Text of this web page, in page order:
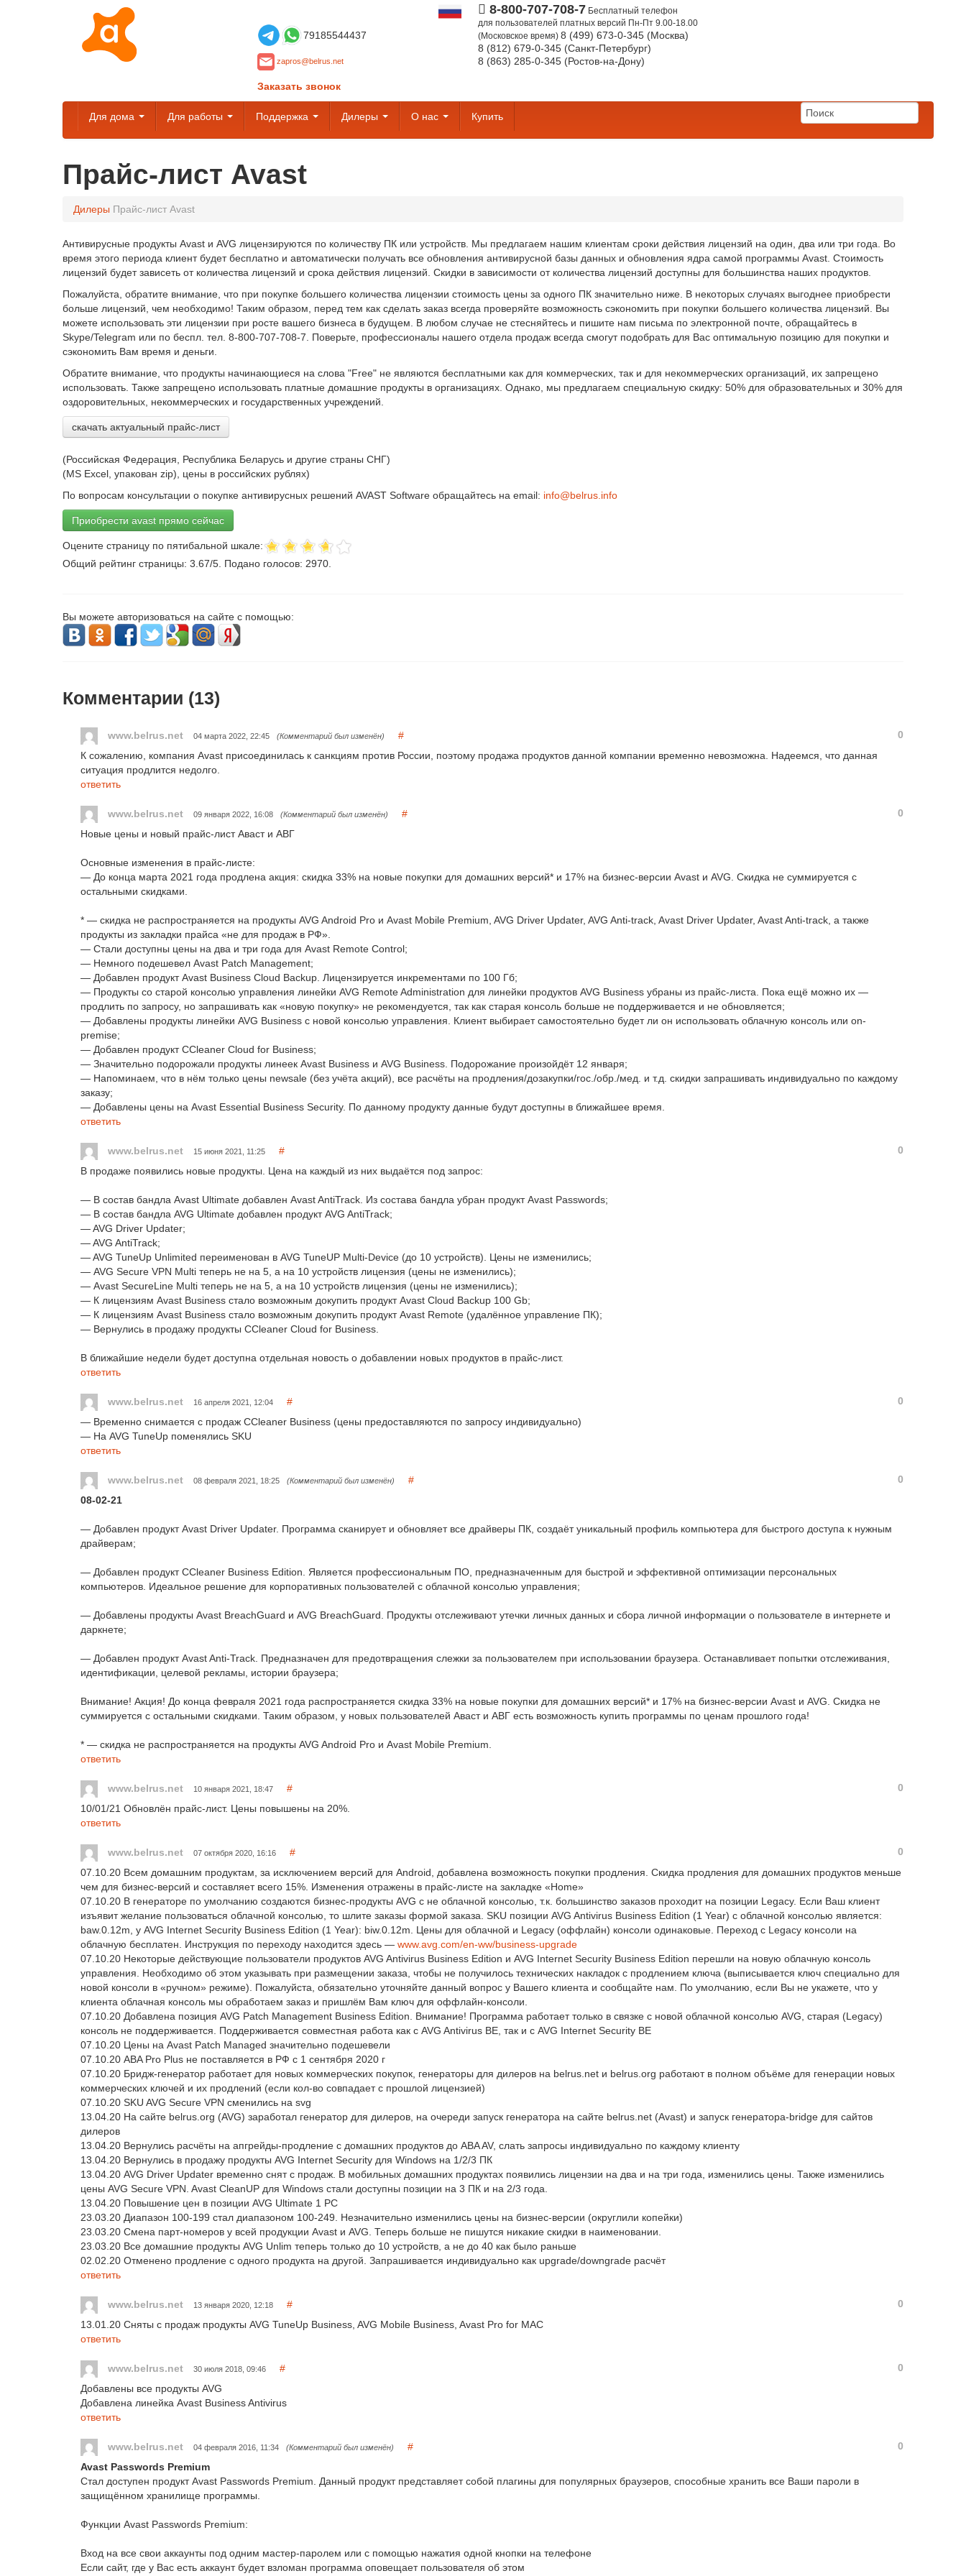
79185544437
zapros@belrus.net
Заказать звонок
8-800-707-708-7 Бесплатный телефон
для пользователей платных версий Пн-Пт 9.00-18.00
(Московское время) 8 (499) 673-0-345 (Москва)
8 (812) 679-0-345 (Санкт-Петербург)
8 (863) 285-0-345 (Ростов-на-Дону)
Для дома Для работы Поддержка Дилеры О нас Купить
Прайс-лист Avast
Дилеры Прайс-лист Avast
Антивирусные продукты Avast и AVG лицензируются по количеству ПК или устройств. Мы предлагаем нашим клиентам сроки действия лицензий на один, два или три года. Во
время этого периода клиент будет бесплатно и автоматически получать все обновления антивирусной базы данных и обновления ядра самой программы Avast. Стоимость
лицензий будет зависеть от количества лицензий и срока действия лицензий. Скидки в зависимости от количества лицензий доступны для большинства наших продуктов.
Пожалуйста, обратите внимание, что при покупке большего количества лицензии стоимость цены за одного ПК значительно ниже. В некоторых случаях выгоднее приобрести
больше лицензий, чем необходимо! Таким образом, перед тем как сделать заказ всегда проверяйте возможность сэкономить при покупки большего количества лицензий. Вы
можете использовать эти лицензии при росте вашего бизнеса в будущем. В любом случае не стесняйтесь и пишите нам письма по электронной почте, обращайтесь в
Skype/Telegram или по беспл. тел. 8-800-707-708-7. Поверьте, профессионалы нашего отдела продаж всегда смогут подобрать для Вас оптимальную позицию для покупки и
сэкономить Вам время и деньги.
Обратите внимание, что продукты начинающиеся на слова "Free" не являются бесплатными как для коммерческих, так и для некоммерческих организаций, их запрещено
использовать. Также запрещено использовать платные домашние продукты в организациях. Однако, мы предлагаем специальную скидку: 50% для образовательных и 30% для
оздоровительных, некоммерческих и государственных учреждений.
скачать актуальный прайс-лист
(Российская Федерация, Республика Беларусь и другие страны СНГ)
(MS Excel, упакован zip), цены в российских рублях)
По вопросам консультации о покупке антивирусных решений AVAST Software обращайтесь на email: info@belrus.info
Приобрести avast прямо сейчас
Оцените страницу по пятибальной шкале:
Общий рейтинг страницы: 3.67/5 . Подано голосов: 2970
Вы можете авторизоваться на сайте с помощью:
Комментарии (13)
www.belrus.net 04 марта 2022, 22:45 (Комментарий был изменён) #
0
К сожалению, компания Avast присоединилась к санкциям против России, поэтому продажа продуктов данной компании временно невозможна. Надеемся, что данная
ситуация продлится недолго.
ответить
www.belrus.net 09 января 2022, 16:08 (Комментарий был изменён) #
0
Новые цены и новый прайс-лист Аваст и АВГ
Основные изменения в прайс-листе:
— До конца марта 2021 года продлена акция: скидка 33% на новые покупки для домашних версий* и 17% на бизнес-версии Avast и AVG. Скидка не суммируется с
остальными скидками.
* — скидка не распространяется на продукты AVG Android Pro и Avast Mobile Premium, AVG Driver Updater, AVG Anti-track, Avast Driver Updater, Avast Anti-track, а также
продукты из закладки прайса «не для продаж в РФ».
— Стали доступны цены на два и три года для Avast Remote Control;
— Немного подешевел Avast Patch Management;
— Добавлен продукт Avast Business Cloud Backup. Лицензируется инкрементами по 100 Гб;
— Продукты со старой консолью управления линейки AVG Remote Administration для линейки продуктов AVG Business убраны из прайс-листа. Пока ещё можно их —
продлить по запросу, но запрашивать как «новую покупку» не рекомендуется, так как старая консоль больше не поддерживается и не обновляется;
— Добавлены продукты линейки AVG Business с новой консолью управления. Клиент выбирает самостоятельно будет ли он использовать облачную консоль или on-
premise;
— Добавлен продукт CCleaner Cloud for Business;
— Значительно подорожали продукты линеек Avast Business и AVG Business. Подорожание произойдёт 12 января;
— Напоминаем, что в нём только цены newsale (без учёта акций), все расчёты на продления/дозакупки/гос./обр./мед. и т.д. скидки запрашивать индивидуально по каждому
заказу;
— Добавлены цены на Avast Essential Business Security. По данному продукту данные будут доступны в ближайшее время.
ответить
www.belrus.net 15 июня 2021, 11:25 #
0
В продаже появились новые продукты. Цена на каждый из них выдаётся под запрос:
— В состав бандла Avast Ultimate добавлен Avast AntiTrack. Из состава бандла убран продукт Avast Passwords;
— В состав бандла AVG Ultimate добавлен продукт AVG AntiTrack;
— AVG Driver Updater;
— AVG AntiTrack;
— AVG TuneUp Unlimited переименован в AVG TuneUP Multi-Device (до 10 устройств). Цены не изменились;
— AVG Secure VPN Multi теперь не на 5, а на 10 устройств лицензия (цены не изменились);
— Avast SecureLine Multi теперь не на 5, а на 10 устройств лицензия (цены не изменились);
— К лицензиям Avast Business стало возможным докупить продукт Avast Cloud Backup 100 Gb;
— К лицензиям Avast Business стало возможным докупить продукт Avast Remote (удалённое управление ПК);
— Вернулись в продажу продукты CCleaner Cloud for Business.
В ближайшие недели будет доступна отдельная новость о добавлении новых продуктов в прайс-лист.
ответить
www.belrus.net 16 апреля 2021, 12:04 #
0
— Временно снимается с продаж CCleaner Business (цены предоставляются по запросу индивидуально)
— На AVG TuneUp поменялись SKU
ответить
www.belrus.net 08 февраля 2021, 18:25 (Комментарий был изменён) #
0
08-02-21
— Добавлен продукт Avast Driver Updater. Программа сканирует и обновляет все драйверы ПК, создаёт уникальный профиль компьютера для быстрого доступа к нужным
драйверам;
— Добавлен продукт CCleaner Business Edition. Является профессиональным ПО, предназначенным для быстрой и эффективной оптимизации персональных
компьютеров. Идеальное решение для корпоративных пользователей с облачной консолью управления;
— Добавлены продукты Avast BreachGuard и AVG BreachGuard. Продукты отслеживают утечки личных данных и сбора личной информации о пользователе в интернете и
даркнете;
— Добавлен продукт Avast Anti-Track. Предназначен для предотвращения слежки за пользователем при использовании браузера. Останавливает попытки отслеживания,
идентификации, целевой рекламы, истории браузера;
Внимание! Акция! До конца февраля 2021 года распространяется скидка 33% на новые покупки для домашних версий* и 17% на бизнес-версии Avast и AVG. Скидка не
суммируется с остальными скидками. Таким образом, у новых пользователей Аваст и АВГ есть возможность купить программы по ценам прошлого года!
* — скидка не распространяется на продукты AVG Android Pro и Avast Mobile Premium.
ответить
www.belrus.net 10 января 2021, 18:47 #
0
10/01/21 Обновлён прайс-лист. Цены повышены на 20%.
ответить
www.belrus.net 07 октября 2020, 16:16 #
0
07.10.20 Всем домашним продуктам, за исключением версий для Android, добавлена возможность покупки продления. Скидка продления для домашних продуктов меньше
чем для бизнес-версий и составляет всего 15%. Изменения отражены в прайс-листе на закладке «Home»
07.10.20 В генераторе по умолчанию создаются бизнес-продукты AVG с не облачной консолью, т.к. большинство заказов проходит на позиции Legacy. Если Ваш клиент
изъявит желание пользоваться облачной консолью, то шлите заказы формой заказа. SKU позиции AVG Antivirus Business Edition (1 Year) с облачной консолью является:
baw.0.12m, у AVG Internet Security Business Edition (1 Year): biw.0.12m. Цены для облачной и Legacy (оффлайн) консоли одинаковые. Переход с Legacy консоли на
облачную бесплатен. Инструкция по переходу находится здесь — www.avg.com/en-ww/business-upgrade
07.10.20 Некоторые действующие пользователи продуктов AVG Antivirus Business Edition и AVG Internet Security Business Edition перешли на новую облачную консоль
управления. Необходимо об этом указывать при размещении заказа, чтобы не получилось технических накладок с продлением ключа (выписывается ключ специально для
новой консоли в «ручном» режиме). Пожалуйста, обязательно уточняйте данный вопрос у Вашего клиента и сообщайте нам. По умолчанию, если Вы не укажете, что у
клиента облачная консоль мы обработаем заказ и пришлём Вам ключ для оффлайн-консоли.
07.10.20 Добавлена позиция AVG Patch Management Business Edition. Внимание! Программа работает только в связке с новой облачной консолью AVG, старая (Legacy)
консоль не поддерживается. Поддерживается совместная работа как с AVG Antivirus BE, так и с AVG Internet Security BE
07.10.20 Цены на Avast Patch Managed значительно подешевели
07.10.20 ABA Pro Plus не поставляется в РФ с 1 сентября 2020 г
07.10.20 Бридж-генератор работает для новых коммерческих покупок, генераторы для дилеров на belrus.net и belrus.org работают в полном объёме для генерации новых
коммерческих ключей и их продлений (если кол-во совпадает с прошлой лицензией)
07.10.20 SKU AVG Secure VPN сменились на svg
13.04.20 На сайте belrus.org (AVG) заработал генератор для дилеров, на очереди запуск генератора на сайте belrus.net (Avast) и запуск генератора-bridge для сайтов
дилеров
13.04.20 Вернулись расчёты на апгрейды-продление с домашних продуктов до ABA AV, слать запросы индивидуально по каждому клиенту
13.04.20 Вернулись в продажу продукты AVG Internet Security для Windows на 1/2/3 ПК
13.04.20 AVG Driver Updater временно снят с продаж. В мобильных домашних продуктах появились лицензии на два и на три года, изменились цены. Также изменились
цены AVG Secure VPN. Avast CleanUP для Windows стали доступны позиции на 3 ПК и на 2/3 года.
13.04.20 Повышение цен в позиции AVG Ultimate 1 PC
23.03.20 Диапазон 100-199 стал диапазоном 100-249. Незначительно изменились цены на бизнес-версии (округлили копейки)
23.03.20 Смена парт-номеров у всей продукции Avast и AVG. Теперь больше не пишутся никакие скидки в наименовании.
23.03.20 Все домашние продукты AVG Unlim теперь только до 10 устройств, а не до 40 как было раньше
02.02.20 Отменено продление с одного продукта на другой. Запрашивается индивидуально как upgrade/downgrade расчёт
ответить
www.belrus.net 13 января 2020, 12:18 #
0
13.01.20 Сняты с продаж продукты AVG TuneUp Business, AVG Mobile Business, Avast Pro for MAC
ответить
www.belrus.net 30 июля 2018, 09:46 #
0
Добавлены все продукты AVG
Добавлена линейка Avast Business Antivirus
ответить
www.belrus.net 04 февраля 2016, 11:34 (Комментарий был изменён) #
0
Avast Passwords Premium
Стал доступен продукт Avast Passwords Premium. Данный продукт представляет собой плагины для популярных браузеров, способные хранить все Ваши пароли в
защищённом хранилище программы.
Функции Avast Passwords Premium:
Вход на все свои аккаунты под одним мастер-паролем или с помощью нажатия одной кнопки на телефоне
Если сайт, где у Вас есть аккаунт будет взломан программа оповещает пользователя об этом